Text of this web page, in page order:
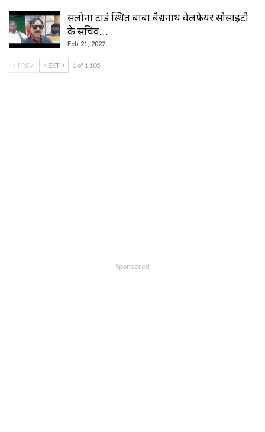
सलोना टाडं स्थित बाबा बैद्यनाथ वेलफेयर सोसाइटी
के सचिव…
Feb 21, 2022
PREV NEXT 1 of 1,105
- Sponsored -